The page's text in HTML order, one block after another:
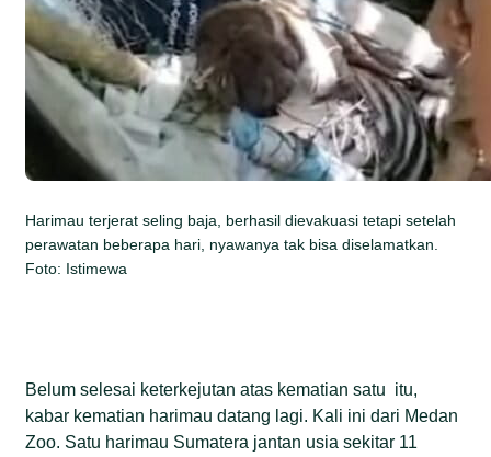
Harimau terjerat seling baja, berhasil dievakuasi tetapi setelah
perawatan beberapa hari, nyawanya tak bisa diselamatkan.
Foto: Istimewa
Belum selesai keterkejutan atas kematian satu itu,
kabar kematian harimau datang lagi. Kali ini dari Medan
Zoo. Satu harimau Sumatera jantan usia sekitar 11